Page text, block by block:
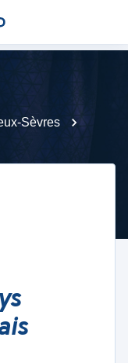
Sèvres